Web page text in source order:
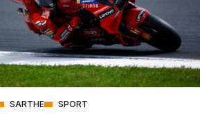
SARTHE SPORT